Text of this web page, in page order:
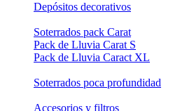
Depósitos decorativos
Soterrados pack Carat
Pack de Lluvia Carat S
Pack de Lluvia Caract XL
Soterrados poca profundidad
Accesorios y filtros